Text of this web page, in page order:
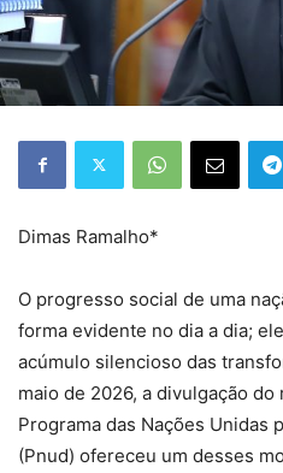
Dimas Ramalho*
O progresso social de uma
forma evidente no dia a dia;
acúmulo silencioso das
maio de 2026, a divulgação
Programa das Nações Unidas
(Pnud) ofereceu um desses